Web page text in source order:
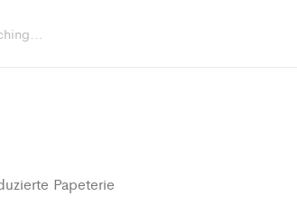
Papeterie